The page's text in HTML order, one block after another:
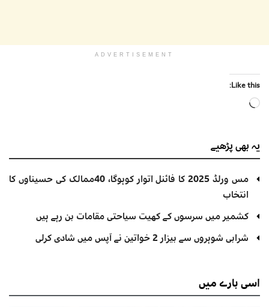
ADVERTISEMENT
Like this:
Loading…
یہ بھیپڑھیے
مس ورلڈ 2025 کا فائنل اتوار کوہوگا، 40ممالک کی حسیناوں کا
انتخاب
کشمیر میں سرسوں کے کھیت سیاحتی مقامات بن رہے ہیں
شرابی شوہروں سے بیزار 2 خواتین نے آپس میں شادی کرلی
اسیبارے میں